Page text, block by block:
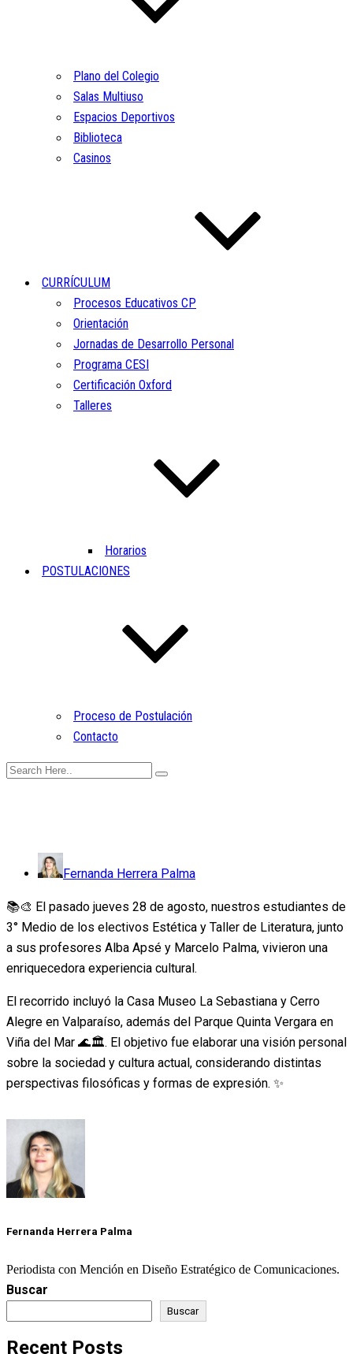
Plano del Colegio
Salas Multiuso
Espacios Deportivos
Biblioteca
Casinos
CURRÍCULUM
Procesos Educativos CP
Orientación
Jornadas de Desarrollo Personal
Programa CESI
Certificación Oxford
Talleres
Horarios
POSTULACIONES
Proceso de Postulación
Contacto
Fernanda Herrera Palma
📚🎨 El pasado jueves 28 de agosto, nuestros estudiantes de
3° Medio de los electivos Estética y Taller de Literatura, junto
a sus profesores Alba Apsé y Marcelo Palma, vivieron una
enriquecedora experiencia cultural.
El recorrido incluyó la Casa Museo La Sebastiana y Cerro
Alegre en Valparaíso, además del Parque Quinta Vergara en
Viña del Mar 🌊🏛️. El objetivo fue elaborar una visión personal
sobre la sociedad y cultura actual, considerando distintas
perspectivas filosóficas y formas de expresión. ✨
Fernanda Herrera Palma
Periodista con Mención en Diseño Estratégico de Comunicaciones.
Buscar
Buscar
Recent Posts